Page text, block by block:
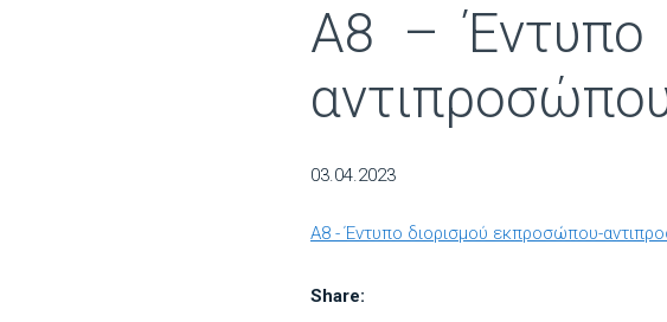
A8 – Έντυπο
03.04.2023
A8 - Έντυπο διορισμού εκπροσώπου-
Share: